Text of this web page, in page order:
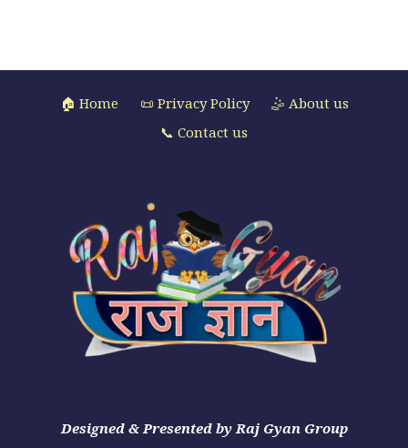
🏠 Home 📜 Privacy Policy
🤹 About us
📞 Contact us
Designed & Presented by Raj Gyan Group